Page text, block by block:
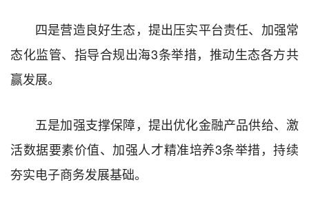
四是营造良好生态，提出压实平台责任、加强常
态化监管、指导合规出海3条举措，推动生态各方共
赢发展。
五是加强支撑保障，提出优化金融产品供给、激
活数据要素价值、加强人才精准培养3条举措，持续
夯实电子商务发展基础。